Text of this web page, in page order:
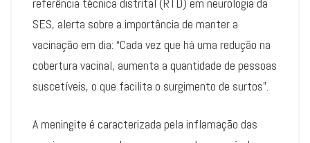
referência técnica distrital (RTD) em neurologia da
SES, alerta sobre a importância de manter a
vacinação em dia: “Cada vez que há uma redução na
cobertura vacinal, aumenta a quantidade de pessoas
suscetíveis, o que facilita o surgimento de surtos”.
A meningite é caracterizada pela inflamação das